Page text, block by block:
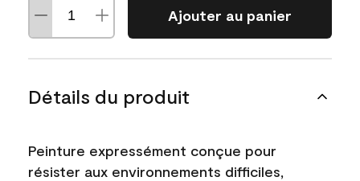
Ajouter au panier
Détails du produit
Peinture expressément conçue pour
résister aux environnements difficiles,